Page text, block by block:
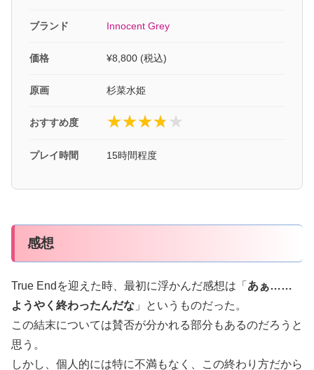
ブランド Innocent Grey
価格 ¥8,800 (税込)
原画 杉菜水姫
おすすめ度
プレイ時間 15時間程度
感想
True Endを迎えた時、最初に浮かんだ感想は「 あぁ……
ようやく終わったんだな 」というものだった。
この結末については賛否が分かれる部分もあるのだろうと
思う。
しかし、個人的には特に不満もなく、この終わり方だから